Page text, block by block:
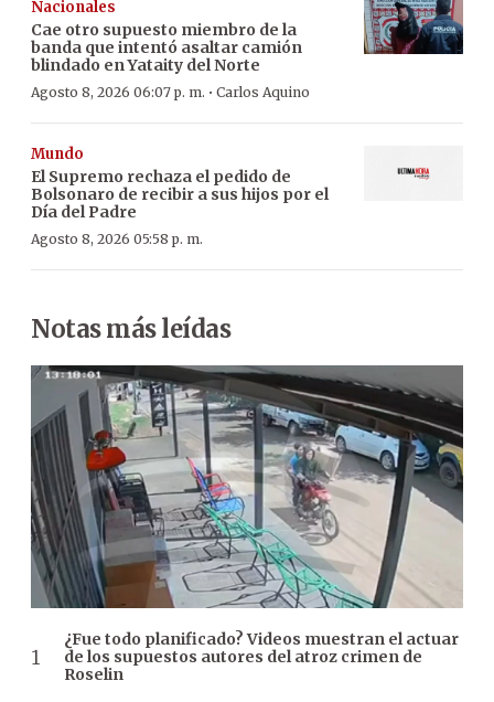
Nacionales
Cae otro supuesto miembro de la
banda que intentó asaltar camión
blindado en Yataity del Norte
Agosto 8, 2026 06:07 p. m. · Carlos Aquino
Mundo
El Supremo rechaza el pedido de
Bolsonaro de recibir a sus hijos por el
Día del Padre
Agosto 8, 2026 05:58 p. m.
Notas más leídas
¿Fue todo planificado? Videos muestran el actuar
de los supuestos autores del atroz crimen de
Roselin